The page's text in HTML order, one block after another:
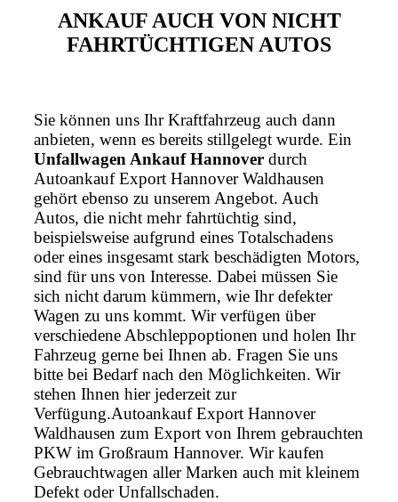
ANKAUF AUCH VON NICHT
FAHRTÜCHTIGEN AUTOS
Sie können uns Ihr Kraftfahrzeug auch dann
anbieten, wenn es bereits stillgelegt wurde. Ein
Unfallwagen Ankauf Hannover durch
Autoankauf Export Hannover Waldhausen
gehört ebenso zu unserem Angebot. Auch
Autos, die nicht mehr fahrtüchtig sind,
beispielsweise aufgrund eines Totalschadens
oder eines insgesamt stark beschädigten Motors,
sind für uns von Interesse. Dabei müssen Sie
sich nicht darum kümmern, wie Ihr defekter
Wagen zu uns kommt. Wir verfügen über
verschiedene Abschleppoptionen und holen Ihr
Fahrzeug gerne bei Ihnen ab. Fragen Sie uns
bitte bei Bedarf nach den Möglichkeiten. Wir
stehen Ihnen hier jederzeit zur
Verfügung.Autoankauf Export Hannover
Waldhausen zum Export von Ihrem gebrauchten
PKW im Großraum Hannover. Wir kaufen
Gebrauchtwagen aller Marken auch mit kleinem
Defekt oder Unfallschaden.